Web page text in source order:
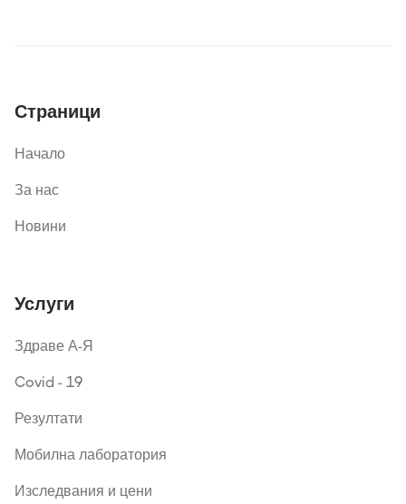
Страници
Начало
За нас
Новини
Услуги
Здраве А-Я
Covid - 19
Резултати
Мобилна лаборатория
Изследвания и цени